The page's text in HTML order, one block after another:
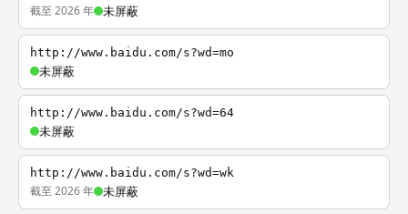
截至 2026 年 未屏蔽
http://www.baidu.com/s?wd=mo
未屏蔽
http://www.baidu.com/s?wd=64
未屏蔽
http://www.baidu.com/s?wd=wk
截至 2026 年 未屏蔽